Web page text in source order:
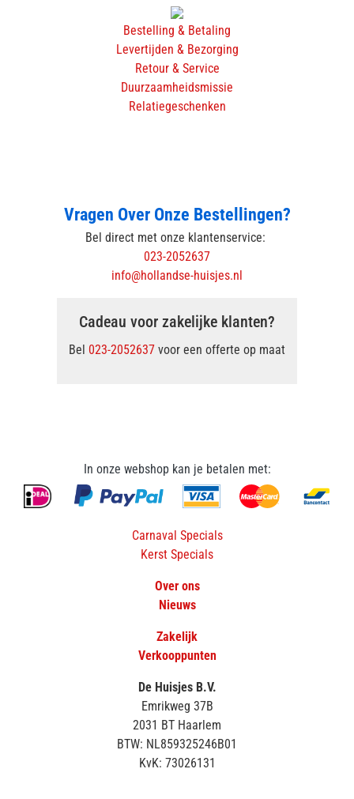
Bestelling & Betaling
Levertijden & Bezorging
Retour & Service
Duurzaamheidsmissie
Relatiegeschenken
Vragen Over Onze Bestellingen?
Bel direct met onze klantenservice:
023-2052637
info@hollandse-huisjes.nl
Cadeau voor zakelijke klanten?
Bel 023-2052637 voor een offerte op maat
In onze webshop kan je betalen met:
Carnaval Specials
Kerst Specials
Over ons
Nieuws
Zakelijk
Verkooppunten
De Huisjes B.V.
Emrikweg 37B
2031 BT Haarlem
BTW: NL859325246B01
KvK: 73026131